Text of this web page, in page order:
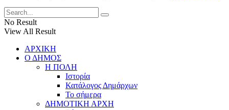
No Result
View All Result
ΑΡΧΙΚΗ
Ο ΔΗΜΟΣ
Η ΠΟΛΗ
Ιστορία
Κατάλογος Δημάρχων
Το σήμερα
ΔΗΜΟΤΙΚΗ ΑΡΧΗ